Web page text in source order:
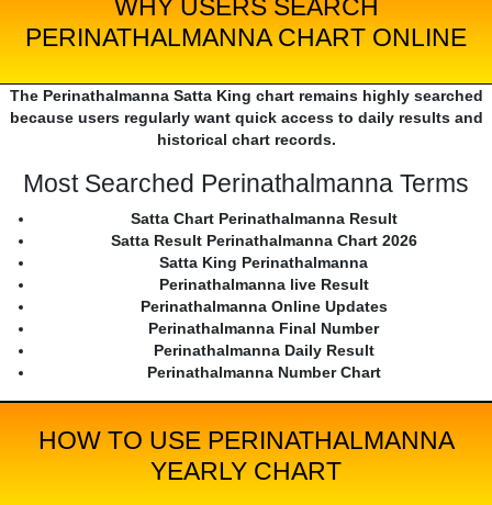
WHY USERS SEARCH
PERINATHALMANNA CHART ONLINE
The Perinathalmanna Satta King chart remains highly searched
because users regularly want quick access to daily results and
historical chart records.
Most Searched Perinathalmanna Terms
Satta Chart Perinathalmanna Result
Satta Result Perinathalmanna Chart 2026
Satta King Perinathalmanna
Perinathalmanna live Result
Perinathalmanna Online Updates
Perinathalmanna Final Number
Perinathalmanna Daily Result
Perinathalmanna Number Chart
HOW TO USE PERINATHALMANNA
YEARLY CHART